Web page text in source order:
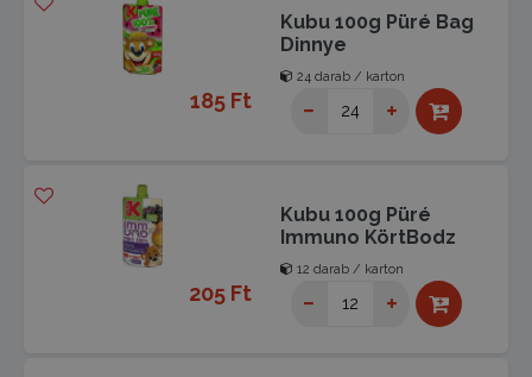
Kubu 100g Püré Bag
Dinnye
24 darab / karton
185 Ft
Kubu 100g Püré
Immuno KörtBodz
12 darab / karton
205 Ft